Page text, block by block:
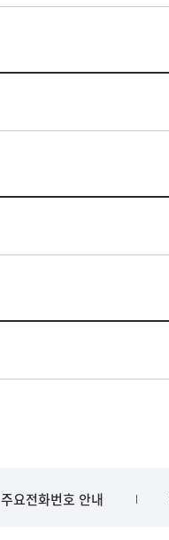
주요전화번호 안내